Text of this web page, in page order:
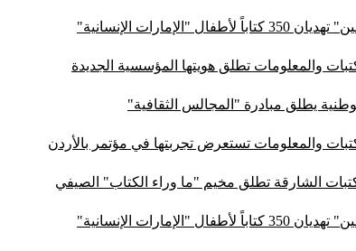
"الإمارات الإنسانية"
والمعلومات تطلق هويتها المؤسسية الجديدة
يطلق مبادرة "المجالس الثقافية"
والمعلومات تستعرض تجربتها في مؤتمر بالأردن
الشارقة تطلق مخيم "ما وراء الكتاب" الصيفي
"الإمارات الإنسانية"